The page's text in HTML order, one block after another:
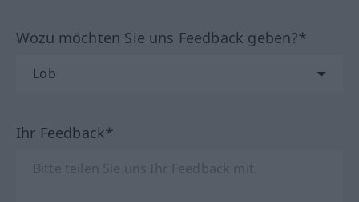
Wozu möchten Sie uns Feedback geben?*
Ihr Feedback*